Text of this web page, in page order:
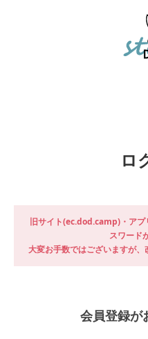
ロ
旧サイト(ec.dod.camp)・ア
スワード
大変お手数ではございますが、
会員登録が